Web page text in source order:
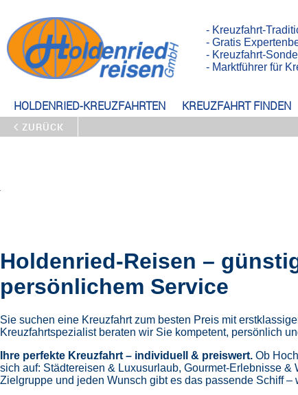
HOLDENRIED-KREUZFAHRTEN KREUZFAHRT FINDEN
- Kreuzfahrt-
- Gratis
- Kreuzfahrt-
- Marktführer für
ZURÜCK
Holdenried-Reisen –
persönlichem Service
Sie suchen eine Kreuzfahrt zum besten Preis mit
Kreuzfahrtspezialist beraten wir Sie kompetent, persönlich
Ihre perfekte Kreuzfahrt – individuell & preiswert. Ob
sich auf: Städtereisen & Luxusurlaub, Gourmet-Erlebnisse &
Zielgruppe und jeden Wunsch gibt es das passende Schiff